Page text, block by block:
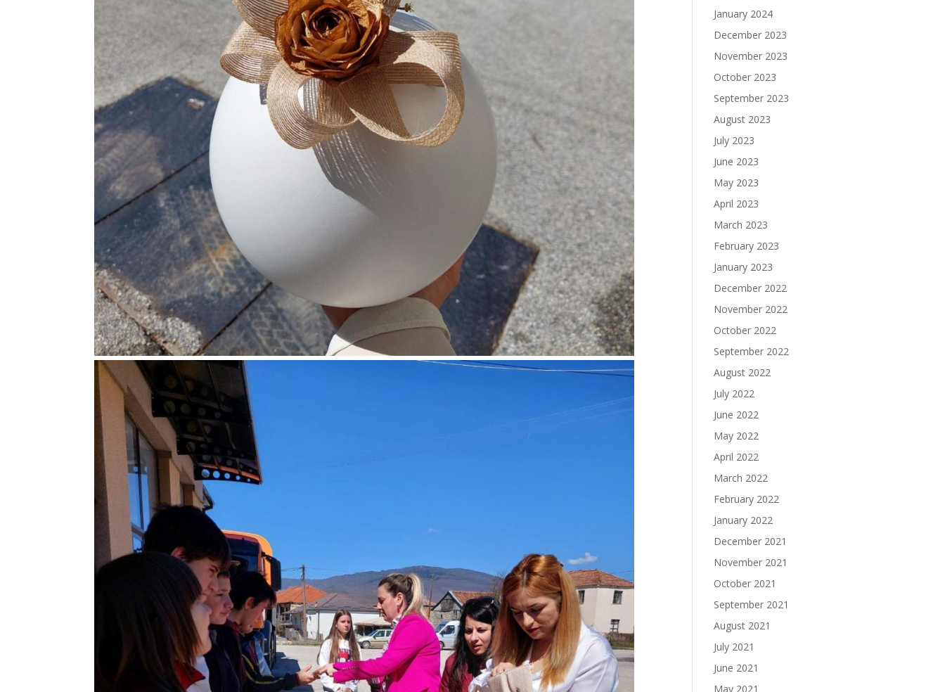
January 2024
December 2023
November 2023
October 2023
September 2023
August 2023
July 2023
June 2023
May 2023
April 2023
March 2023
February 2023
January 2023
December 2022
November 2022
October 2022
September 2022
August 2022
July 2022
June 2022
May 2022
April 2022
March 2022
February 2022
January 2022
December 2021
November 2021
October 2021
September 2021
August 2021
July 2021
June 2021
May 2021